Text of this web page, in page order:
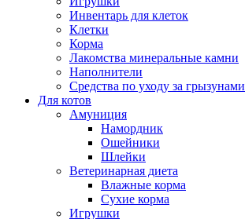
Инвентарь для клеток
Клетки
Корма
Лакомства минеральные камни
Наполнители
Средства по уходу за грызунами
Для котов
Амуниция
Намордник
Ошейники
Шлейки
Ветеринарная диета
Влажные корма
Сухие корма
Игрушки